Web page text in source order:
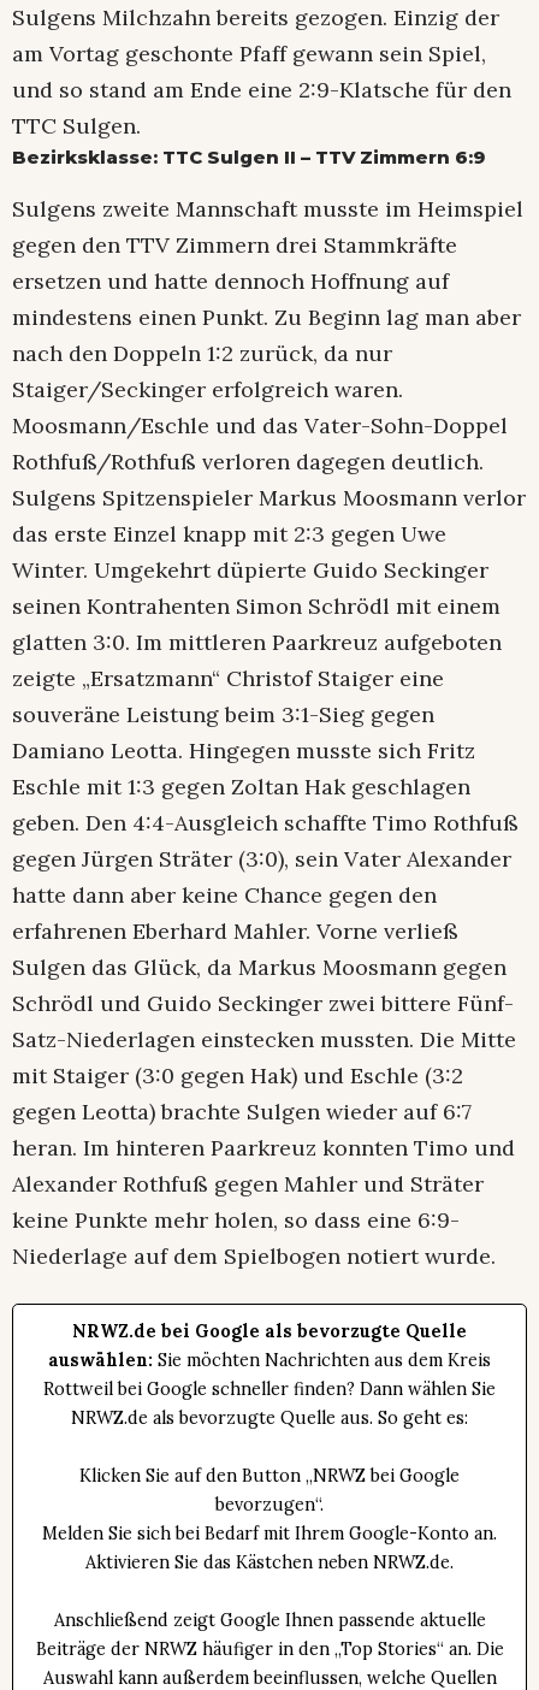
Sulgens Milchzahn bereits gezogen. Einzig der
am Vortag geschonte Pfaff gewann sein Spiel,
und so stand am Ende eine 2:9-Klatsche für den
TTC Sulgen.
Bezirksklasse: TTC Sulgen II – TTV Zimmern 6:9
Sulgens zweite Mannschaft musste im Heimspiel
gegen den TTV Zimmern drei Stammkräfte
ersetzen und hatte dennoch Hoffnung auf
mindestens einen Punkt. Zu Beginn lag man aber
nach den Doppeln 1:2 zurück, da nur
Staiger/Seckinger erfolgreich waren.
Moosmann/Eschle und das Vater-Sohn-Doppel
Rothfuß/Rothfuß verloren dagegen deutlich.
Sulgens Spitzenspieler Markus Moosmann verlor
das erste Einzel knapp mit 2:3 gegen Uwe
Winter. Umgekehrt düpierte Guido Seckinger
seinen Kontrahenten Simon Schrödl mit einem
glatten 3:0. Im mittleren Paarkreuz aufgeboten
zeigte „Ersatzmann“ Christof Staiger eine
souveräne Leistung beim 3:1-Sieg gegen
Damiano Leotta. Hingegen musste sich Fritz
Eschle mit 1:3 gegen Zoltan Hak geschlagen
geben. Den 4:4-Ausgleich schaffte Timo Rothfuß
gegen Jürgen Sträter (3:0), sein Vater Alexander
hatte dann aber keine Chance gegen den
erfahrenen Eberhard Mahler. Vorne verließ
Sulgen das Glück, da Markus Moosmann gegen
Schrödl und Guido Seckinger zwei bittere Fünf-
Satz-Niederlagen einstecken mussten. Die Mitte
mit Staiger (3:0 gegen Hak) und Eschle (3:2
gegen Leotta) brachte Sulgen wieder auf 6:7
heran. Im hinteren Paarkreuz konnten Timo und
Alexander Rothfuß gegen Mahler und Sträter
keine Punkte mehr holen, so dass eine 6:9-
Niederlage auf dem Spielbogen notiert wurde.
NRWZ.de bei Google als bevorzugte Quelle
auswählen: Sie möchten Nachrichten aus dem Kreis
Rottweil bei Google schneller finden? Dann wählen Sie
NRWZ.de als bevorzugte Quelle aus. So geht es:
Klicken Sie auf den Button „NRWZ bei Google
bevorzugen“.
Melden Sie sich bei Bedarf mit Ihrem Google-Konto an.
Aktivieren Sie das Kästchen neben NRWZ.de.
Anschließend zeigt Google Ihnen passende aktuelle
Beiträge der NRWZ häufiger in den „Top Stories“ an. Die
Auswahl kann außerdem beeinflussen, welche Quellen